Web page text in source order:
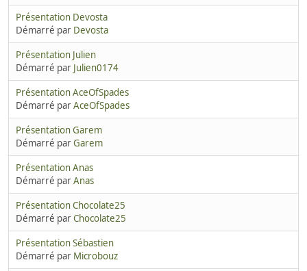
Présentation Devosta
Démarré par Devosta
Présentation Julien
Démarré par Julien0174
Présentation AceOfSpades
Démarré parAceOfSpades
Présentation Garem
Démarré parGarem
Présentation Anas
Démarré parAnas
Présentation Chocolate25
Démarré parChocolate25
Présentation Sébastien
Démarré par Microbouz